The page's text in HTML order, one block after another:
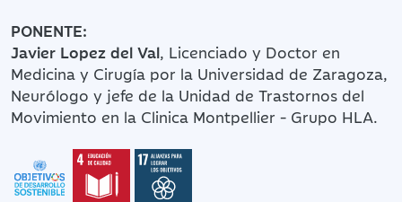
PONENTE:
Javier Lopez del Val, Licenciado y Doctor en
Medicina y Cirugía por la Universidad de Zaragoza,
Neurólogo y jefe de la Unidad de Trastornos del
Movimiento en la Clinica Montpellier - Grupo HLA.